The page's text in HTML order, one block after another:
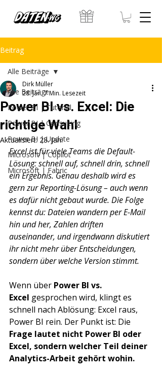
Beitrag
Alle Beiträge
Power BI | Tutorial
Power BI | Consulting
Power BI | Update
Microsoft | Copilot
Microsoft | Fabric
Alle Beiträge
Power BI vs. Excel: Die
richtige Wahl
Dirk Müller
28. Jan.7 Min. Lesezeit
Aktualisiert: 28. Jan.
Excel ist für viele Teams die Default-
Lösung: schnell auf, schnell drin, schnell
ein Ergebnis. Genau deshalb wird es
gern zur Reporting-Lösung – auch wenn
es dafür nicht gebaut wurde. Die Folge
kennst du: Dateien wandern per E-Mail
hin und her, Zahlen driften
auseinander, und irgendwann diskutiert
ihr nicht mehr über Entscheidungen,
sondern über welche Version stimmt.
Wenn über Power BI vs.
Excel gesprochen wird, klingt es
schnell nach Ablösung: Excel raus,
Power BI rein. Der Punkt ist: Die
Frage lautet nicht Power BI oder
Excel, sondern welcher Teil deiner
Analytics-Arbeit gehört wohin.